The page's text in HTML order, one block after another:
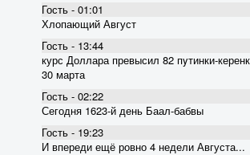
Гость - 01:01
Хлопающий Август
Гость - 13:44
курс Доллара превысил 82 пyтинки-
30 марта
Гость - 02:22
Сегодня 1623-й день Баал-бабвы
Гость - 19:23
И впереди ещё ровно 4 недели Августа...